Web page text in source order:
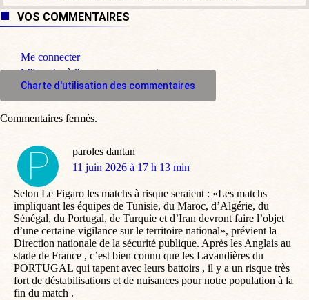
VOS COMMENTAIRES
Me connecter
M'inscrire à l'espace commentaire
Charte d'utilisation des commentaires
paroles dantan
dit
11 juin 2026 à 17 h 13 min
Selon Le Figaro les matchs à risque seraient : «Les matchs
impliquant les équipes de Tunisie, du Maroc, d’Algérie, du
Sénégal, du Portugal, de Turquie et d’Iran devront faire l’objet
d’une certaine vigilance sur le territoire national», prévient la
Direction nationale de la sécurité publique. Après les Anglais au
stade de France , c’est bien connu que les Lavandières du
PORTUGAL qui tapent avec leurs battoirs , il y a un risque très
fort de déstabilisations et de nuisances pour notre population à la
fin du match .
Commentaires fermés.